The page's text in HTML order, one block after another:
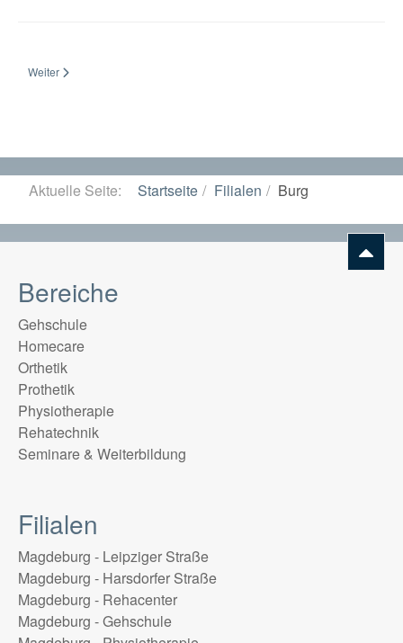
Nächster Beitrag: Magdeburg - Leipziger Straße
Weiter
Aktuelle Seite: Startseite Filialen Burg
Bereiche
Gehschule
Homecare
Orthetik
Prothetik
Physiotherapie
Rehatechnik
Seminare & Weiterbildung
Filialen
Magdeburg - Leipziger Straße
Magdeburg - Harsdorfer Straße
Magdeburg - Rehacenter
Magdeburg - Gehschule